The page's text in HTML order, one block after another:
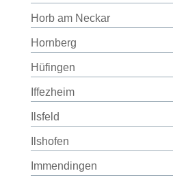
Horb am Neckar
Hornberg
Hüfingen
Iffezheim
Ilsfeld
Ilshofen
Immendingen